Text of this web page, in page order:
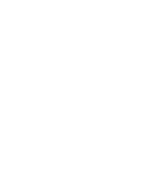
て
ッジを付与しています
安心・安全なユーザーです
ます